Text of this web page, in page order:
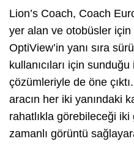
Lion’s Coach, Coach
yer alan ve otobüsler
OptiView’in yanı sıra
kullanıcıları için
çözümleriyle de öne
aracın her iki yanındaki
rahatlıkla görebileceği
zamanlı görüntü